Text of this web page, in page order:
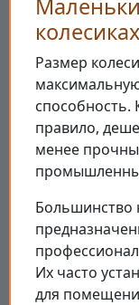
колесиках
Размер
способность.
правило,
менее
Большинство
Их часто
для